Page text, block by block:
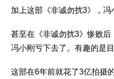
加上这部《非诚勿扰3》，冯
甚至在《非诚勿扰3》惨败
冯小刚亏下去了。有趣的是
这部在6年前就花了3亿拍摄